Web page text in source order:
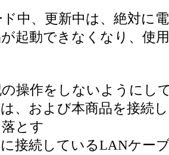
中、更新中は、絶対に
起動できなくなり、使
の操作をしないようにし
、および本商品を接続
とす
接続しているLANケー